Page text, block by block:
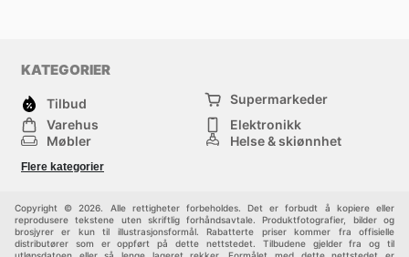
KATEGORIER
Tilbud
Supermarkeder
Varehus
Elektronikk
Møbler
Helse & skjønnhet
Sport
Flere kategorier
Copyright © 2026. Alle rettigheter forbeholdes. Det er forbudt å kopiere eller
reprodusere tekstene uten skriftlig forhåndsavtale. Produktfotografier, bilder og
brosjyrer er kun til illustrasjonsformål. Rabatterte priser kommer fra offisielle
distributører som er oppført på dette nettstedet. Tilbudene gjelder fra og til
utløpsdatoen eller så lenge lageret rekker. Formålet med dette nettstedet er